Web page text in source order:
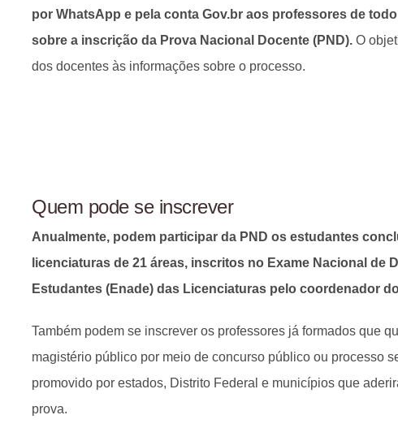
por WhatsApp e pela conta Gov.br aos professores de
sobre a inscrição da Prova Nacional Docente (PND). O
dos docentes às informações sobre o processo.
Quem pode se inscrever
Anualmente, podem participar da PND os estudantes
licenciaturas de 21 áreas, inscritos no Exame Nacional de
Estudantes (Enade) das Licenciaturas pelo coordenador
Também podem se inscrever os professores já formados que
magistério público por meio de concurso público ou processo
promovido por estados, Distrito Federal e municípios que
prova.